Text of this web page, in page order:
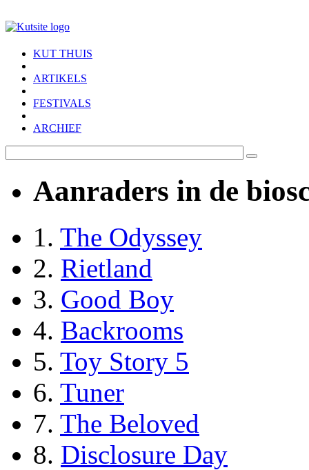
KUT THUIS
ARTIKELS
FESTIVALS
ARCHIEF
Aanraders in de
1. The Odyssey
2. Rietland
3. Good Boy
4. Backrooms
5. Toy Story 5
6. Tuner
7. The Beloved
8. Disclosure Day